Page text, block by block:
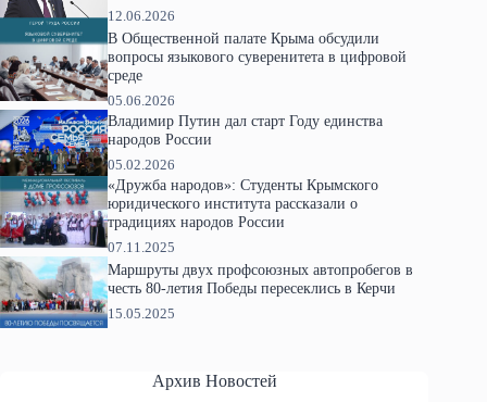
12.06.2026
В Общественной палате Крыма обсудили
вопросы языкового суверенитета в цифровой
среде
05.06.2026
Владимир Путин дал старт Году единства
народов России
05.02.2026
«Дружба народов»: Студенты Крымского
юридического института рассказали о
традициях народов России
07.11.2025
Маршруты двух профсоюзных автопробегов в
честь 80-летия Победы пересеклись в Керчи
15.05.2025
Архив Новостей